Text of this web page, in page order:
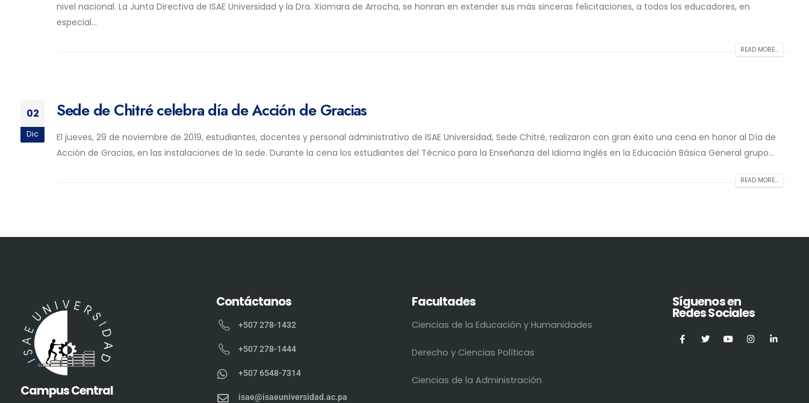
nivel nacional. La Junta Directiva de ISAE Universidad y la Dra. Xiomara de Arrocha, se honran en extender sus más sinceras felicitaciones, a todos los educadores, en
especial...
READ MORE...
02
Dic
Sede de Chitré celebra día de Acción de Gracias
El jueves, 29 de noviembre de 2019, estudiantes, docentes y personal administrativo de ISAE Universidad, Sede Chitré, realizaron con gran éxito una cena en honor al Día de
Acción de Gracias, en las instalaciones de la sede. Durante la cena los estudiantes del Técnico para la Enseñanza del Idioma Inglés en la Educación Básica General grupo...
READ MORE...
Campus Central
Contáctanos
+507 278-1432
+507 278-1444
+507 6548-7314
isae@isaeuniversidad.ac.pa
Facultades
Ciencias de la Educación y Humanidades
Derecho y Ciencias Políticas
Ciencias de la Administración
Síguenos en
Redes Sociales